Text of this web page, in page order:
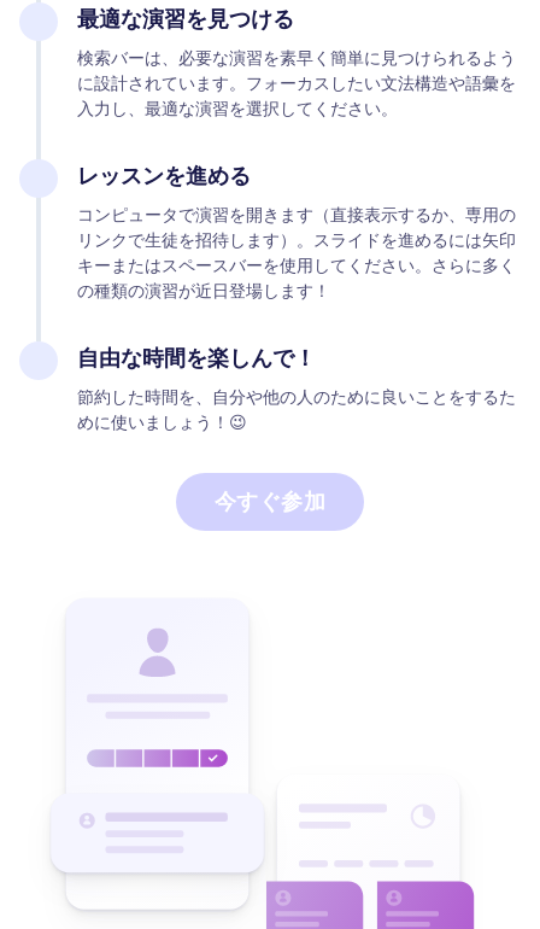
最適な演習を見つける
検索バーは、必要な演習を素早く簡単に見つけられるよう
に設計されています。フォーカスしたい文法構造や語彙を
入力し、最適な演習を選択してください。
レッスンを進める
コンピュータで演習を開きます（直接表示するか、専用の
リンクで生徒を招待します）。スライドを進めるには矢印
キーまたはスペースバーを使用してください。さらに多く
の種類の演習が近日登場します！
自由な時間を楽しんで！
節約した時間を、自分や他の人のために良いことをするた
めに使いましょう！😉
今すぐ参加